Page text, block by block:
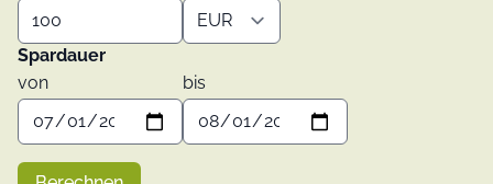
Spardauer
von
bis